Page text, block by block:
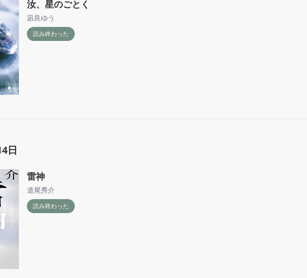
汝、星のごとく
凪良ゆう
読み終わった
日
雷神
道尾秀介
読み終わった